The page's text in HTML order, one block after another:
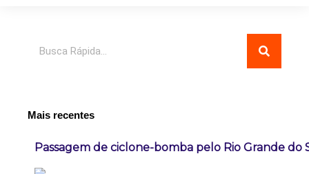
Mais recentes
Passagem de ciclone-bomba pelo Rio Grande